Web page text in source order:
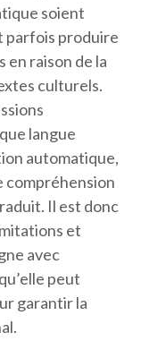
soient
parfois produire
en raison de la
culturels.
langue
automatique,
compréhension
Il est donc
et
avec
peut
garantir la